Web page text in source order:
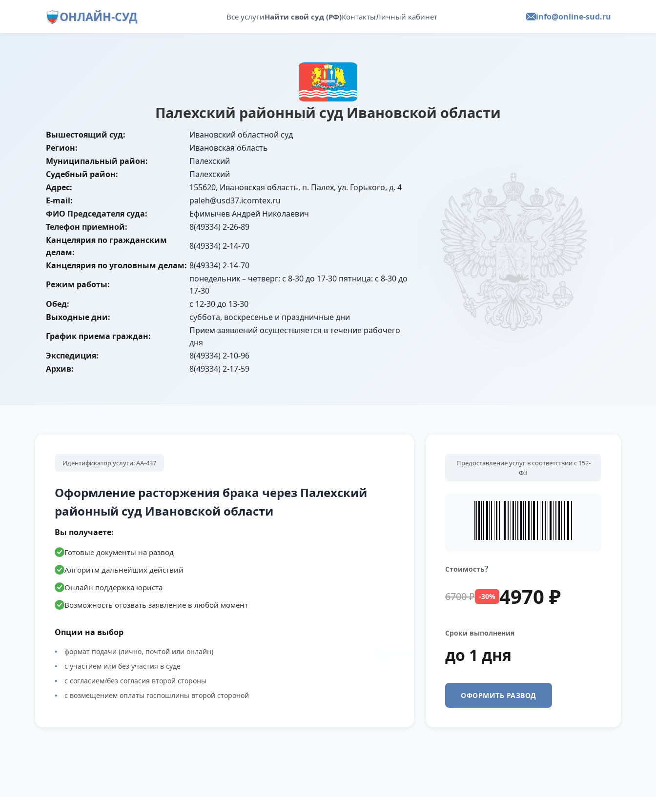
ОНЛАЙН-СУД Все услугиНайти свой суд (РФ)КонтактыЛичный кабинет info@online-sud.ru
Палехский районный суд Ивановской области
Вышестоящий суд:
Ивановский областной суд
Регион:
Ивановская область
Муниципальный район:
Палехский
Судебный район:
Палехский
Адрес:
155620, Ивановская область, п. Палех, ул. Горького, д. 4
E-mail:
paleh@usd37.icomtex.ru
ФИО Председателя суда:
Ефимычев Андрей Николаевич
Телефон приемной:
8(49334) 2-26-89
Канцелярия по гражданским
делам:
8(49334) 2-14-70
Канцелярия по уголовным делам: 8(49334) 2-14-70
Режим работы:
понедельник – четверг: с 8-30 до 17-30 пятница: с 8-30 до
17-30
Обед:
с 12-30 до 13-30
Выходные дни:
суббота, воскресенье и праздничные дни
График приема граждан:
Прием заявлений осуществляется в течение рабочего
дня
Экспедиция:
8(49334) 2-10-96
Архив:
8(49334) 2-17-59
Идентификатор услуги: АА-437
Оформление расторжения брака через Палехский
районный суд Ивановской области
Вы получаете:
Готовые документы на развод
Алгоритм дальнейших действий
Онлайн поддержка юриста
Возможность отозвать заявление в любой момент
Опции на выбор
формат подачи (лично, почтой или онлайн)
с участием или без участия в суде
с согласием/без согласия второй стороны
с возмещением оплаты госпошлины второй стороной
Предоставление услуг в соответствии с 152-
ФЗ
Стоимость?
6700 ₽ -30% 4970 ₽
Сроки выполнения
до 1 дня
ОФОРМИТЬ РАЗВОД